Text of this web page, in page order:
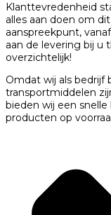
Klanttevredenheid
alles aan doen om
aanspreekpunt,
aan de levering bij u
overzichtelijk!
Omdat wij als bedrijf
transportmiddelen
bieden wij een
producten op